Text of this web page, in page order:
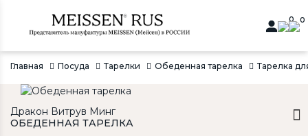
0 0
Главная Посуда Тарелки Обеденная тарелка Тарелка
Дракон Витрув Минг
ОБЕДЕННАЯ ТАРЕЛКА